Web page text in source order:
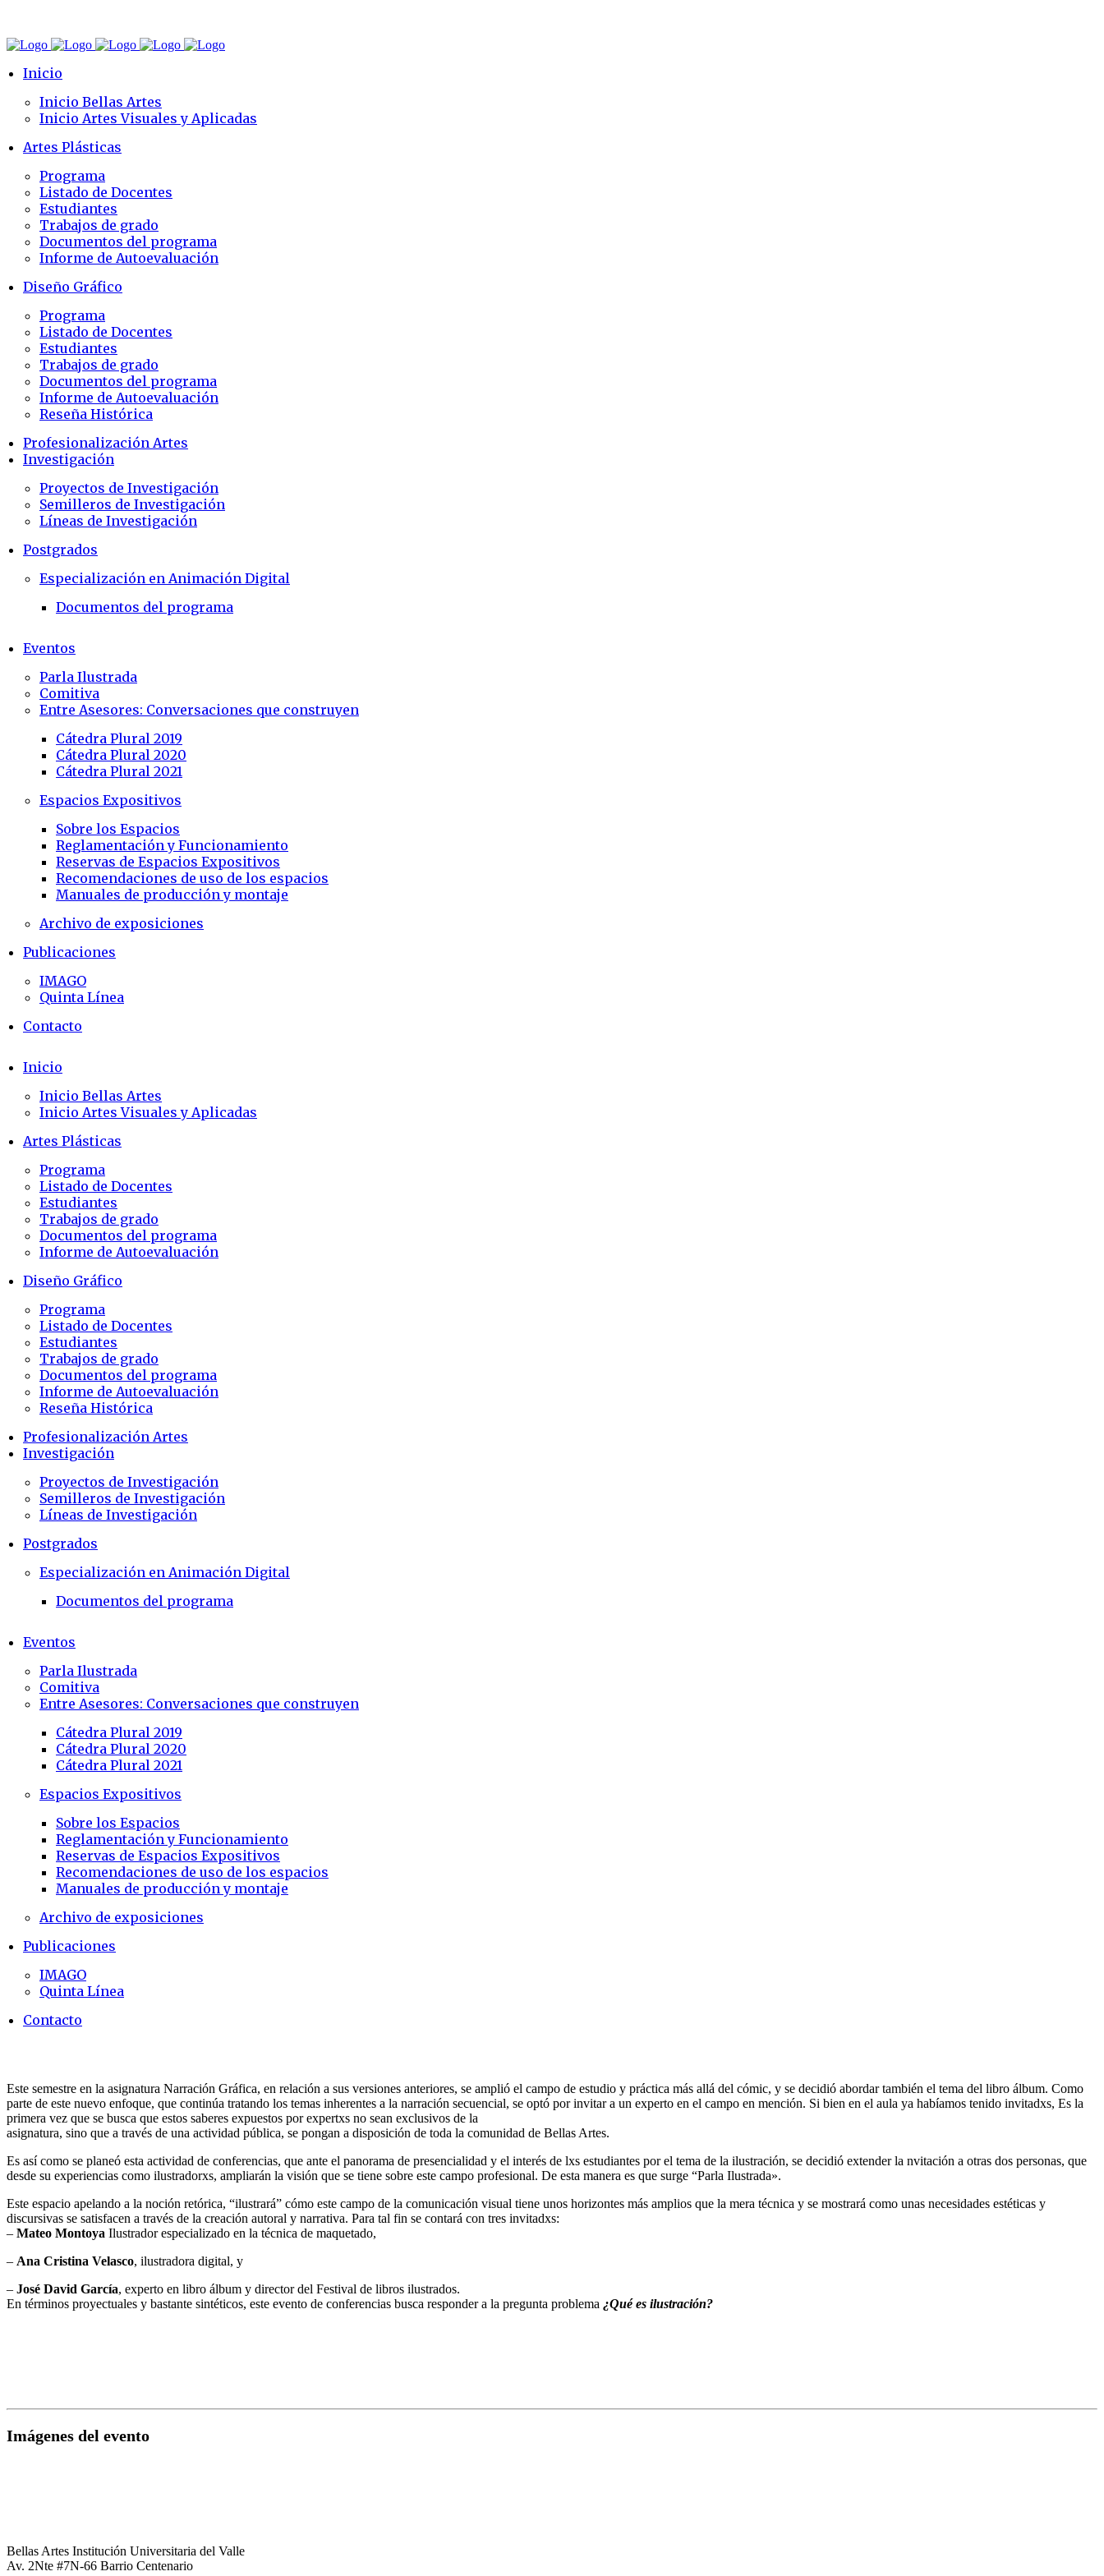
Inicio
Inicio Bellas Artes
Inicio Artes Visuales y Aplicadas
Artes Plásticas
Programa
Listado de Docentes
Estudiantes
Trabajos de grado
Documentos del programa
Informe de Autoevaluación
Diseño Gráfico
Programa
Listado de Docentes
Estudiantes
Trabajos de grado
Documentos del programa
Informe de Autoevaluación
Reseña Histórica
Profesionalización Artes
Investigación
Proyectos de Investigación
Semilleros de Investigación
Líneas de Investigación
Postgrados
Especialización en Animación Digital
Documentos del programa
Eventos
Parla Ilustrada
Comitiva
Entre Asesores: Conversaciones que construyen
Cátedra Plural 2019
Cátedra Plural 2020
Cátedra Plural 2021
Espacios Expositivos
Sobre los Espacios
Reglamentación y Funcionamiento
Reservas de Espacios Expositivos
Recomendaciones de uso de los espacios
Manuales de producción y montaje
Archivo de exposiciones
Publicaciones
IMAGO
Quinta Línea
Contacto
Inicio
Inicio Bellas Artes
Inicio Artes Visuales y Aplicadas
Artes Plásticas
Programa
Listado de Docentes
Estudiantes
Trabajos de grado
Documentos del programa
Informe de Autoevaluación
Diseño Gráfico
Programa
Listado de Docentes
Estudiantes
Trabajos de grado
Documentos del programa
Informe de Autoevaluación
Reseña Histórica
Profesionalización Artes
Investigación
Proyectos de Investigación
Semilleros de Investigación
Líneas de Investigación
Postgrados
Especialización en Animación Digital
Documentos del programa
Eventos
Parla Ilustrada
Comitiva
Entre Asesores: Conversaciones que construyen
Cátedra Plural 2019
Cátedra Plural 2020
Cátedra Plural 2021
Espacios Expositivos
Sobre los Espacios
Reglamentación y Funcionamiento
Reservas de Espacios Expositivos
Recomendaciones de uso de los espacios
Manuales de producción y montaje
Archivo de exposiciones
Publicaciones
IMAGO
Quinta Línea
Contacto
Este semestre en la asignatura Narración Gráfica, en relación a sus versiones anteriores, se amplió el campo de estudio y práctica más allá del cómic, y se decidió abordar también el tema del libro álbum. Como
parte de este nuevo enfoque, que continúa tratando los temas inherentes a la narración secuencial, se optó por invitar a un experto en el campo en mención. Si bien en el aula ya habíamos tenido invitadxs, Es la
primera vez que se busca que estos saberes expuestos por expertxs no sean exclusivos de la
asignatura, sino que a través de una actividad pública, se pongan a disposición de toda la comunidad de Bellas Artes.
Es así como se planeó esta actividad de conferencias, que ante el panorama de presencialidad y el interés de lxs estudiantes por el tema de la ilustración, se decidió extender la nvitación a otras dos personas, que
desde su experiencias como ilustradorxs, ampliarán la visión que se tiene sobre este campo profesional. De esta manera es que surge “Parla Ilustrada».
Este espacio apelando a la noción retórica, “ilustrará” cómo este campo de la comunicación visual tiene unos horizontes más amplios que la mera técnica y se mostrará como unas necesidades estéticas y
discursivas se satisfacen a través de la creación autoral y narrativa. Para tal fin se contará con tres invitadxs:
– Mateo Montoya Ilustrador especializado en la técnica de maquetado,
– Ana Cristina Velasco, ilustradora digital, y
– José David García, experto en libro álbum y director del Festival de libros ilustrados.
En términos proyectuales y bastante sintéticos, este evento de conferencias busca responder a la pregunta problema ¿Qué es ilustración?
Imágenes del evento
Bellas Artes Institución Universitaria del Valle
Av. 2Nte #7N-66 Barrio Centenario